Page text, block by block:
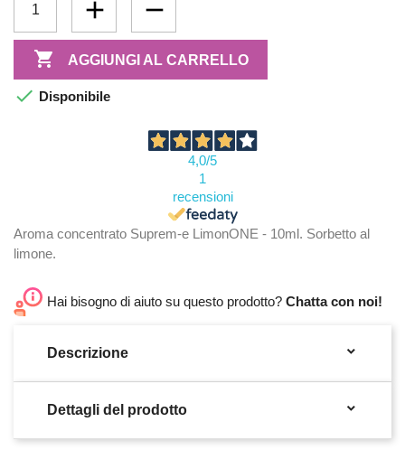
 AGGIUNGI AL CARRELLO
 Disponibile
4,0/5
1
recensioni
Aroma concentrato Suprem-e LimonONE - 10ml. Sorbetto al
limone.
Hai bisogno di aiuto su questo prodotto? Chatta con noi!
Descrizione 
Dettagli del prodotto 